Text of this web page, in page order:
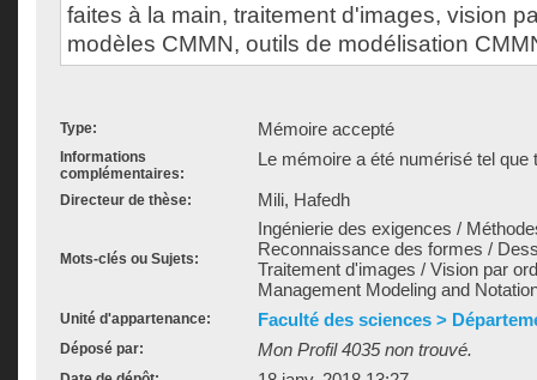
faites à la main, traitement d'images, vision
modèles CMMN, outils de modélisation
Type: Mémoire accepté
Informations
complémentaires:
Le mémoire a été numérisé tel que
Directeur de thèse: Mili, Hafedh
Mots-clés ou Sujets:
Ingénierie des exigences /
Reconnaissance des formes /
Traitement d'images / Vision par
Management Modeling and
Unité d'appartenance: Faculté des sciences >
Déposé par: Mon Profil 4035 non trouvé.